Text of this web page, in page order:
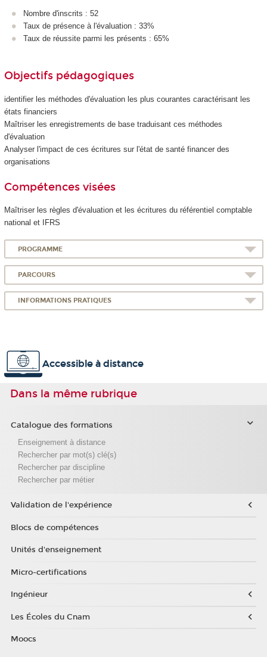
Nombre d'inscrits : 52
Taux de présence à l'évaluation : 33%
Taux de réussite parmi les présents : 65%
Objectifs pédagogiques
identifier les méthodes d'évaluation les plus courantes caractérisant les
états financiers
Maîtriser les enregistrements de base traduisant ces méthodes
d'évaluation
Analyser l'impact de ces écritures sur l'état de santé financer des
organisations
Compétences visées
Maîtriser les règles d'évaluation et les écritures du référentiel comptable
national et IFRS
PROGRAMME
PARCOURS
INFORMATIONS PRATIQUES
Accessible à distance
Dans la même rubrique
Catalogue des formations
Enseignement à distance
Rechercher par mot(s) clé(s)
Rechercher par discipline
Rechercher par métier
Validation de l'expérience
Blocs de compétences
Unités d'enseignement
Micro-certifications
Ingénieur
Les Écoles du Cnam
Moocs